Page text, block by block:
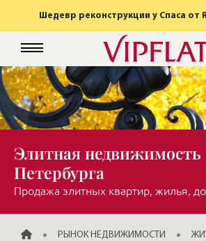
Шедевр реконструкции у Спаса от
Элитная
Петербурга
Продажа элитных квартир, жилья,
ГЛАВНАЯРЫНОК НЕДВИЖИМОСТИ